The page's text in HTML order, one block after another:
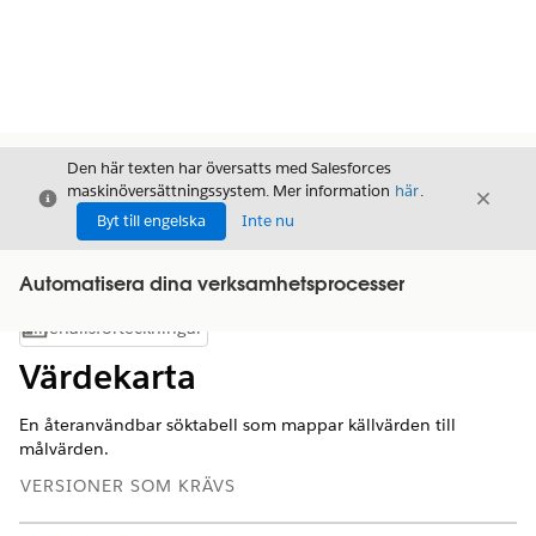
Stäng
Den här texten har översatts med Salesforces
maskinöversättningssystem. Mer information här.
Byt till engelska
Inte nu
Stäng
Automatisera dina verksamhetsprocesser
Visa innehållsförteckning
Innehållsförteckningar
Värdekarta
En återanvändbar söktabell som mappar källvärden till
målvärden.
VERSIONER SOM KRÄVS